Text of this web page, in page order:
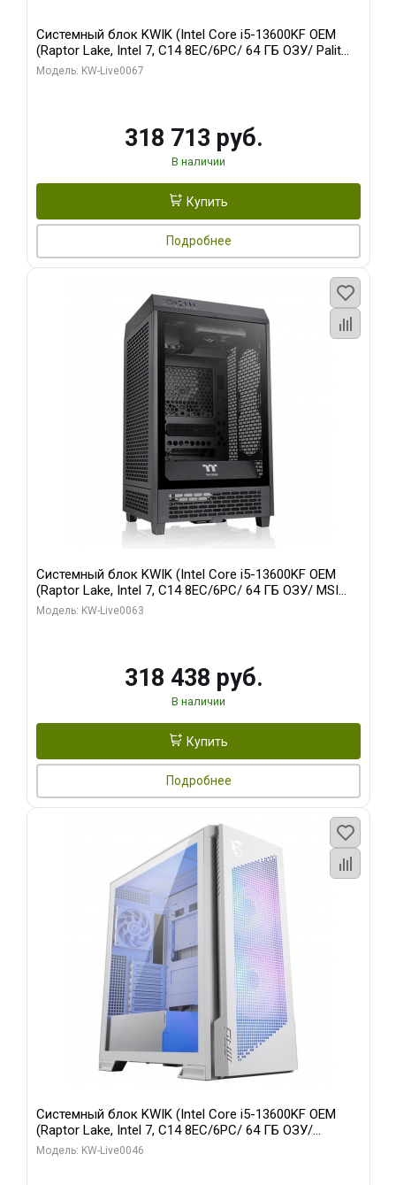
Системный блок KWIK (Intel Core i5-13600KF OEM
(Raptor Lake, Intel 7, C14 8EC/6PC/ 64 ГБ ОЗУ/ Palit
RTX5080 GAMINGPRO OC 16GB GDDR7 256bit 3xDP
Модель: KW-Live0067
318 713 руб.
В наличии
Купить
Подробнее
Системный блок KWIK (Intel Core i5-13600KF OEM
(Raptor Lake, Intel 7, C14 8EC/6PC/ 64 ГБ ОЗУ/ MSI
RTX5080 VENTUS 3X OC 16GB GDDR7 256bit 3xDP
Модель: KW-Live0063
318 438 руб.
В наличии
Купить
Подробнее
Системный блок KWIK (Intel Core i5-13600KF OEM
(Raptor Lake, Intel 7, C14 8EC/6PC/ 64 ГБ ОЗУ/
Gigabyte RTX5060Ti GAMING OC 8GB GDDR7 128bit
Модель: KW-Live0046